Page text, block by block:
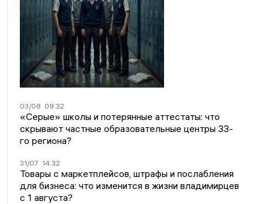
03/08 09:32
«Серые» школы и потерянные аттестаты: что
скрывают частные образовательные центры 33-
го региона?
31/07 14:32
Товары с маркетплейсов, штрафы и послабления
для бизнеса: что изменится в жизни владимирцев
с 1 августа?